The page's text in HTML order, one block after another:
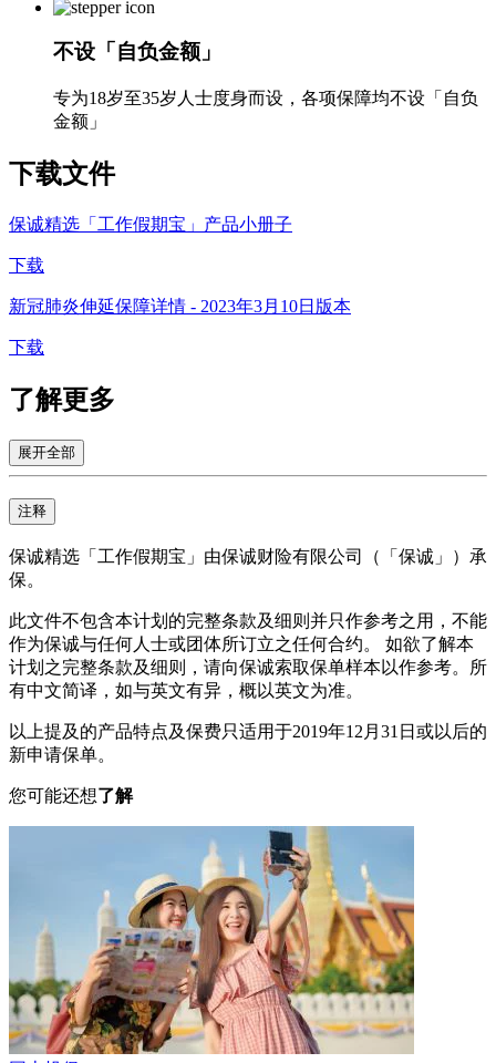
不设「自负金额」​
专为18岁至35岁人士度身而设，各项保障均不设「自负
金额」
下载文件
保诚精选「工作假期宝」产品小册子
下载
新冠肺炎伸延保障详情 - 2023年3月10日版本
下载
了解更多
展开全部
注释
保诚精选「工作假期宝」由保诚财险有限公司（「保诚」）承
保。
此文件不包含本计划的完整条款及细则并只作参考之用，不能
作为保诚与任何人士或团体所订立之任何合约。 如欲了解本
计划之完整条款及细则，请向保诚索取保单样本以作参考。所
有中文简译，如与英文有异，概以英文为准。
以上提及的产品特点及保费只适用于2019年12月31日或以后的
新申请保单。
您可能还想了解